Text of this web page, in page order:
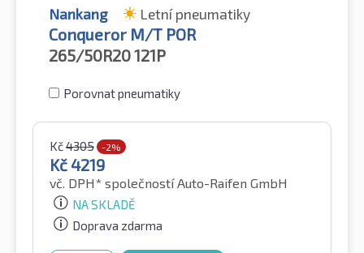
Nankang Letní pneumatiky
Conqueror M/T POR
265/50R20121P
Porovnat pneumatiky
Kč4305 -2%
Kč4219
vč. DPH* společností Auto-Raifen GmbH
NA SKLADĚ
Doprava zdarma